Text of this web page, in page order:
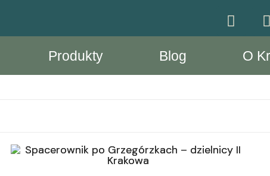
Produkty Blog O